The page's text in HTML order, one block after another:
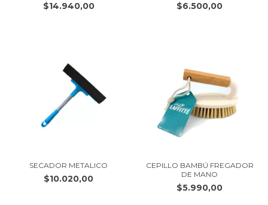
$14.940,00 $6.500,00
SECADOR METALICO
$10.020,00
CEPILLO BAMBÚ FREGADOR
DE MANO
$5.990,00